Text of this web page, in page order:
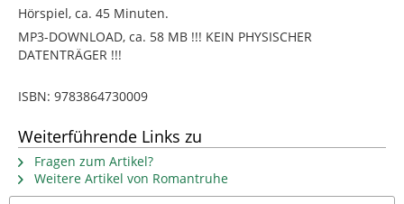
Hörspiel, ca. 45 Minuten.
MP3-DOWNLOAD, ca. 58 MB !!! KEIN PHYSISCHER
DATENTRÄGER !!!
ISBN: 9783864730009
Weiterführende Links zu
Fragen zum Artikel?
Weitere Artikel von Romantruhe